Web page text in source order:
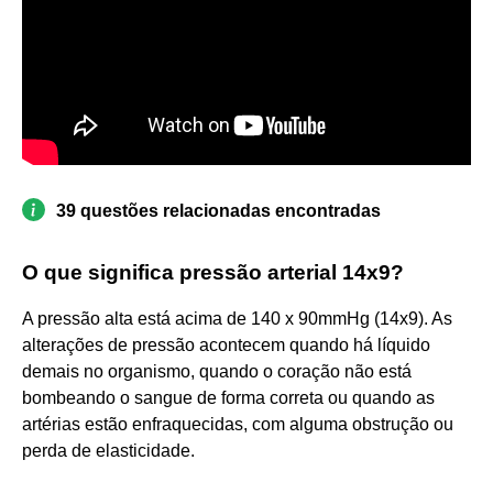
39 questões relacionadas encontradas
O que significa pressão arterial 14x9?
A pressão alta está acima de 140 x 90mmHg (14x9). As
alterações de pressão acontecem quando há líquido
demais no organismo, quando o coração não está
bombeando o sangue de forma correta ou quando as
artérias estão enfraquecidas, com alguma obstrução ou
perda de elasticidade.